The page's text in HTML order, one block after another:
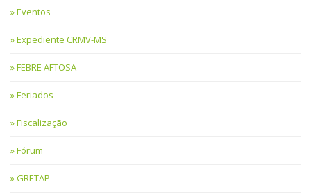
Eventos
Expediente CRMV-MS
FEBRE AFTOSA
Feriados
Fiscalização
Fórum
GRETAP